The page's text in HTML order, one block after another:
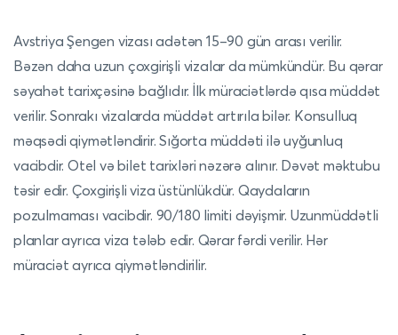
Avstriya Şengen vizası adətən 15–90 gün arası verilir.
Bəzən daha uzun çoxgirişli vizalar da mümkündür. Bu qərar
səyahət tarixçəsinə bağlıdır. İlk müraciətlərdə qısa müddət
verilir. Sonrakı vizalarda müddət artırıla bilər. Konsulluq
məqsədi qiymətləndirir. Sığorta müddəti ilə uyğunluq
vacibdir. Otel və bilet tarixləri nəzərə alınır. Dəvət məktubu
təsir edir. Çoxgirişli viza üstünlükdür. Qaydaların
pozulmaması vacibdir. 90/180 limiti dəyişmir. Uzunmüddətli
planlar ayrıca viza tələb edir. Qərar fərdi verilir. Hər
müraciət ayrıca qiymətləndirilir.